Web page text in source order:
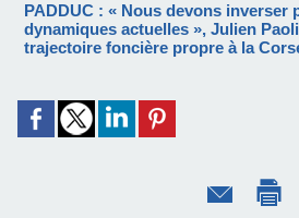
PADDUC : « Nous devons inverser
dynamiques actuelles », Julien
trajectoire foncière propre à la